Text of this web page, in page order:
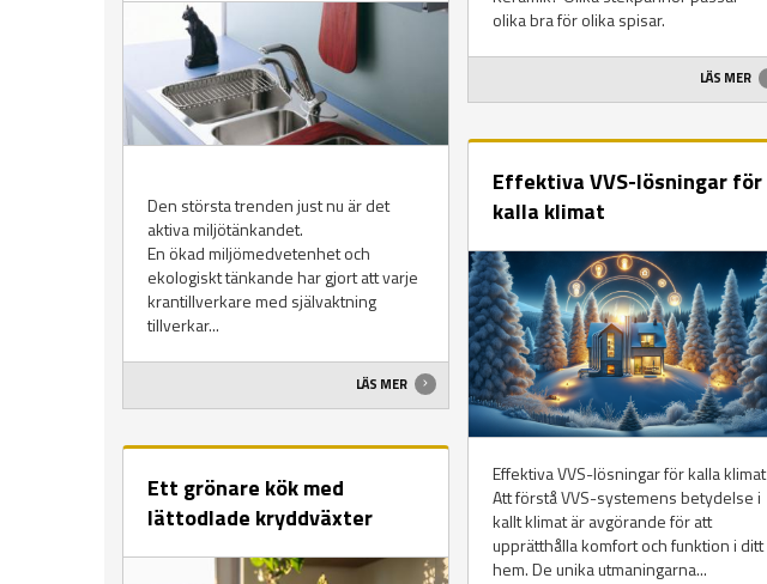
Den största trenden just nu är det
aktiva miljötänkandet.
En ökad miljömedvetenhet och
ekologiskt tänkande har gjort att varje
krantillverkare med självaktning
tillverkar...
LÄS MER
Ett grönare kök med
lättodlade kryddväxter
olika bra för olika spisar.
LÄS MER
Effektiva VVS-lösningar för
kalla klimat
Effektiva VVS-lösningar för kalla klimat
Att förstå VVS-systemens betydelse i
kallt klimat är avgörande för att
upprätthålla komfort och funktion i ditt
hem. De unika utmaningarna...